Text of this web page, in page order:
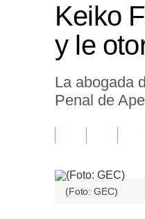
Keiko
y le
La abogada
Penal de
(Foto: GEC)